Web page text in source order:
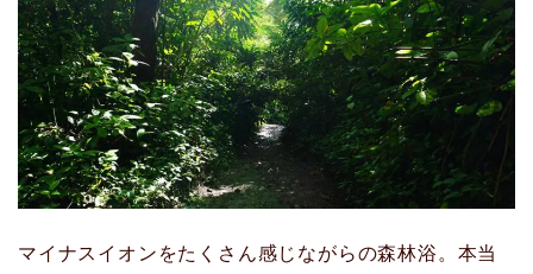
マイナスイオンをたくさん感じながらの森林浴。本当